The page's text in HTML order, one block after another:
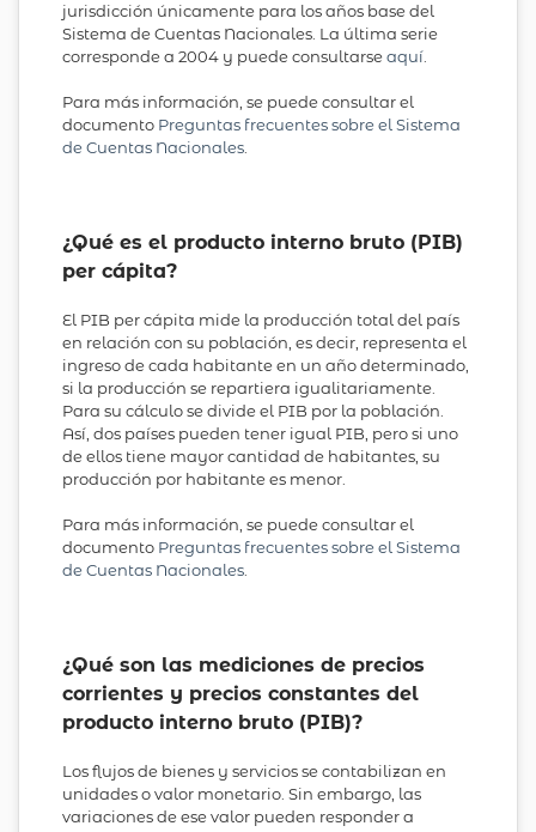
jurisdicción únicamente para los años base del
Sistema de Cuentas Nacionales. La última serie
corresponde a 2004 y puede consultarseaquí
Para más información, se puede consultar el
documento Preguntas frecuentes sobre el Sistema
de Cuentas Nacionales
¿Qué es el producto interno bruto (PIB)
per cápita?
El PIB per cápita mide la producción total del país
en relación con su población, es decir, representa el
ingreso de cada habitante en un año determinado,
si la producción se repartiera igualitariamente.
Para su cálculo se divide el PIB por la población.
Así, dos países pueden tener igual PIB, pero si uno
de ellos tiene mayor cantidad de habitantes, su
producción por habitante es menor.
Para más información, se puede consultar el
documento Preguntas frecuentes sobre el Sistema
de Cuentas Nacionales
¿Qué son las mediciones de precios
corrientes y precios constantes del
producto interno bruto (PIB)?
Los flujos de bienes y servicios se contabilizan en
unidades o valor monetario. Sin embargo, las
variaciones de ese valor pueden responder a